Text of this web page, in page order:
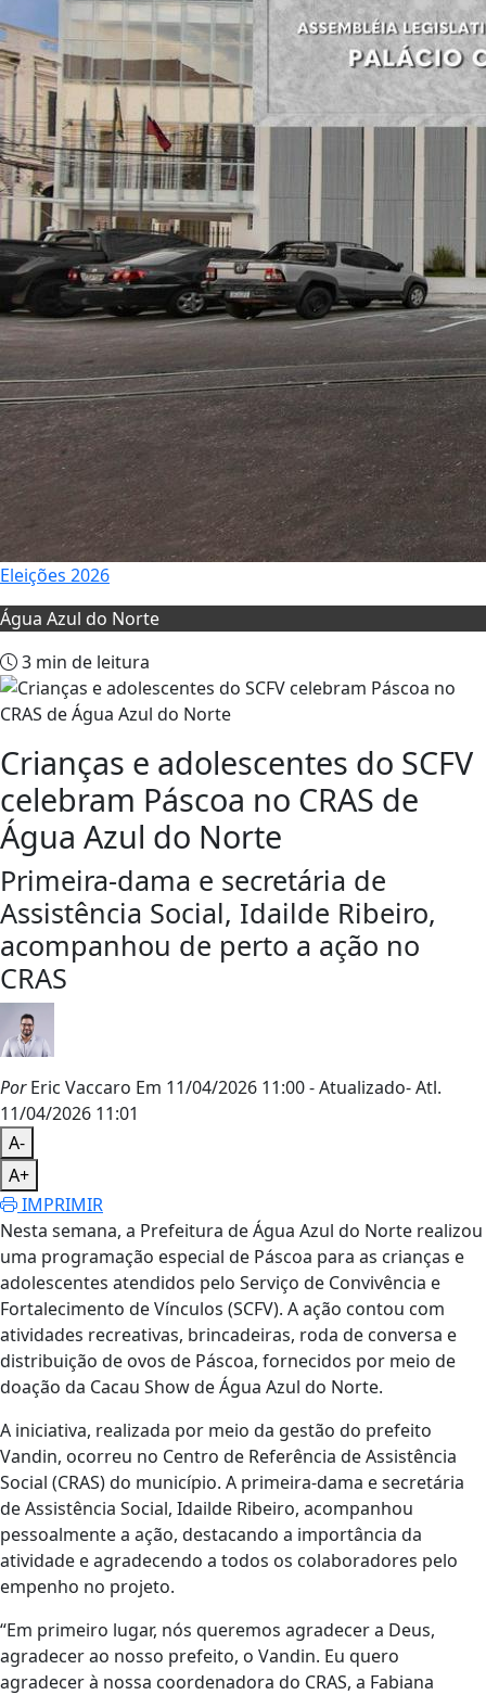
Eleições 2026
Água Azul do Norte
3 min de leitura
Crianças e adolescentes do SCFV
celebram Páscoa no CRAS de
Água Azul do Norte
Primeira-dama e secretária de
Assistência Social, Idailde Ribeiro,
acompanhou de perto a ação no
CRAS
PorEric Vaccaro Em 11/04/2026 11:00- Atualizado- Atl.
11/04/2026 11:01
A-
A+
IMPRIMIR
Nesta semana, a Prefeitura de Água Azul do Norte realizou
uma programação especial de Páscoa para as crianças e
adolescentes atendidos pelo Serviço de Convivência e
Fortalecimento de Vínculos (SCFV). A ação contou com
atividades recreativas, brincadeiras, roda de conversa e
distribuição de ovos de Páscoa, fornecidos por meio de
doação da Cacau Show de Água Azul do Norte.
A iniciativa, realizada por meio da gestão do prefeito
Vandin, ocorreu no Centro de Referência de Assistência
Social (CRAS) do município. A primeira-dama e secretária
de Assistência Social, Idailde Ribeiro, acompanhou
pessoalmente a ação, destacando a importância da
atividade e agradecendo a todos os colaboradores pelo
empenho no projeto.
“Em primeiro lugar, nós queremos agradecer a Deus,
agradecer ao nosso prefeito, o Vandin. Eu quero
agradecer à nossa coordenadora do CRAS, a Fabiana